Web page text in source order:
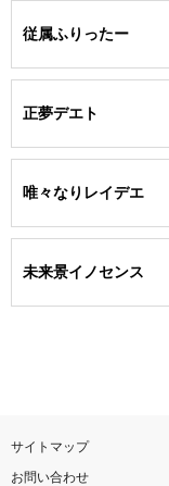
従属ふりったー
正夢デエト
唯々なりレイデエ
未来景イノセンス
サイトマップ
お問い合わせ